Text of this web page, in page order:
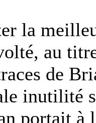
la
au
de
inutilité
portait à